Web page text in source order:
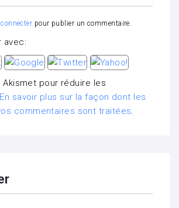
pour publier un commentaire.
avec:
pour réduire les
En savoir plus sur la façon dont les
commentaires sont traitées.